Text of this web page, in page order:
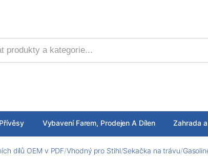
Vybavení Farem, Prodejen A Dílen Zahrada
dílů OEM v PDF/Vhodný pro Stihl/Sekačka na trávu/